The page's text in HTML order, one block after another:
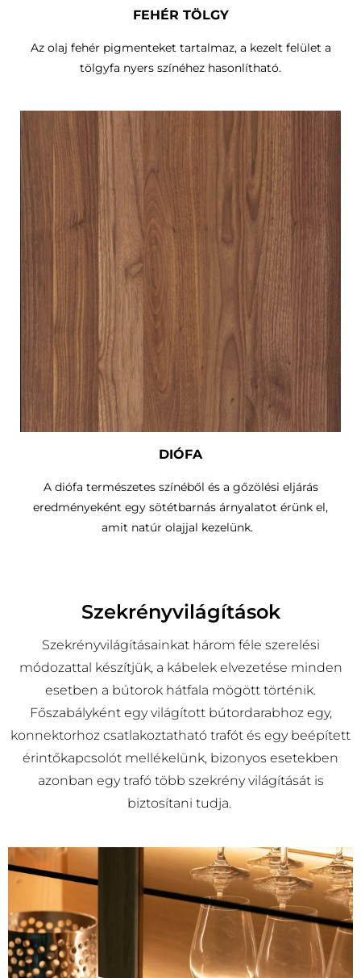
FEHÉR TÖLGY
Az olaj fehér pigmenteket tartalmaz, a kezelt felület a
tölgyfa nyers színéhez hasonlítható.
DIÓFA
A diófa természetes színéből és a gőzölési eljárás
eredményeként egy sötétbarnás árnyalatot érünk el,
amit natúr olajjal kezelünk.
Szekrényvilágítások
Szekrényvilágításainkat három féle szerelési
módozattal készítjük, a kábelek elvezetése minden
esetben a bútorok hátfala mögött történik.
Főszabályként egy világított bútordarabhoz egy,
konnektorhoz csatlakoztatható trafót és egy beépített
érintőkapcsolót mellékelünk, bizonyos esetekben
azonban egy trafó több szekrény világítását is
biztosítani tudja.